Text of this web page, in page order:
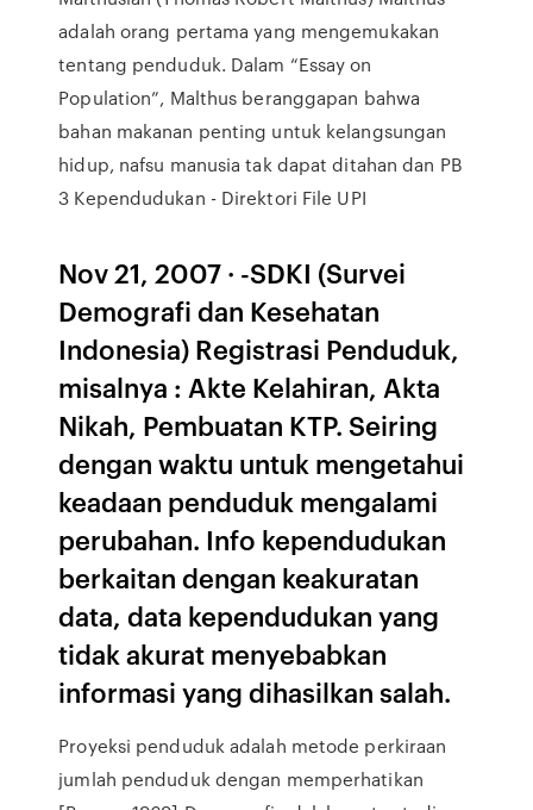
adalah orang pertama yang mengemukakan
tentang penduduk. Dalam “Essay on
Population”, Malthus beranggapan bahwa
bahan makanan penting untuk kelangsungan
hidup, nafsu manusia tak dapat ditahan dan PB
3 Kependudukan - Direktori File UPI
Nov 21, 2007 · -SDKI (Survei
Demografi dan Kesehatan
Indonesia) Registrasi Penduduk,
misalnya : Akte Kelahiran, Akta
Nikah, Pembuatan KTP. Seiring
dengan waktu untuk mengetahui
keadaan penduduk mengalami
perubahan. Info kependudukan
berkaitan dengan keakuratan
data, data kependudukan yang
tidak akurat menyebabkan
informasi yang dihasilkan salah.
Proyeksi penduduk adalah metode perkiraan
jumlah penduduk dengan memperhatikan